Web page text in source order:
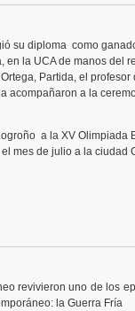
su diploma como
en la UCA de manos del
Partida, el profesor
acompañaron a la
a la XV Olimpiada
mes de julio a la ciudad
De Andalucía De La
revivieron uno de los
la Guerra Fría